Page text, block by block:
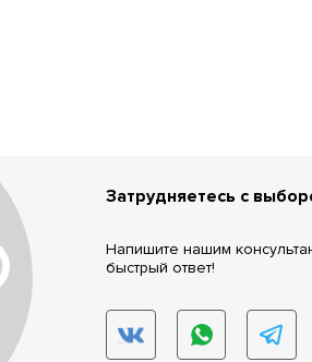
Затрудняетесь с
Напишите нашим
быстрый ответ!